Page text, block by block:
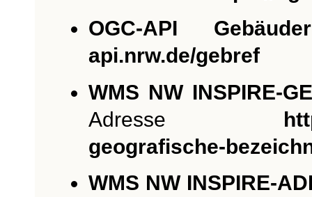
OGC-API
api.nrw.de/gebref
WMS NW INSPIRE-
Adresse
geografische-
WMS NW INSPIRE-